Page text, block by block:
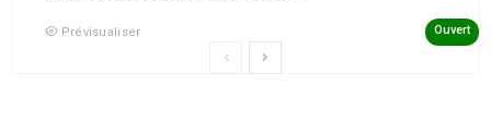
Prévisualiser Ouvert